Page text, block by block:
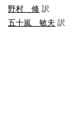
野村 修 訳
五十嵐 敏夫 訳